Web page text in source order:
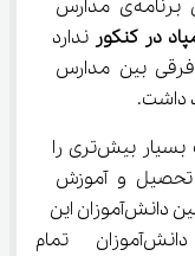
آموزش فوق العاده و کلاس‌های فوق برنامه‌ی مدارس
در کنکور ندارد
بین مدارس
داشت.
دانش‌آموزان مدارس تیزهوشان ساعات بسیار بیش‌تری را
و آموزش
هستند. از طرفی رقابت بسیار شدیدی بین دانش‌آموزان این
مدارس وجود دارد و اکثر